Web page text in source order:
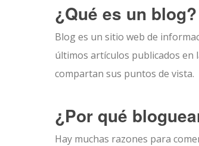
¿Qué es un blog?
Blog es un sitio web de
últimos artículos publicados en
compartan sus puntos de vista.
¿Por qué
Hay muchas razones para